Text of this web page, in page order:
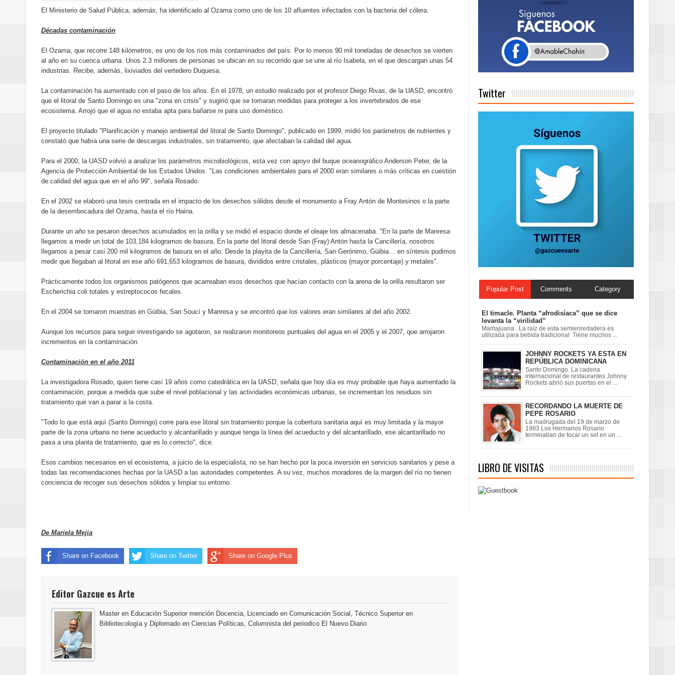
del mapa del hambre
Banreservas y sus filiales realizan en Santiago el segundo Foro del Ahorro y la Inversión “Reserva tu Capital”
Banreservas inaugura oficina en el Centro de Retención de Vehículos de Pedro Brand
SEPROI obtiene certificación ISO 37001 y se convierte en la primera empresa del sector con Sistema de Gestión
Antisoborno certificado
minutos
La Orquesta Sinfónica Nacional y el Coro Nacional Dominicano pondrán su sello a la Ceremonia Centenaria bajo
Banreservas otorga financiamientos superiores a RD$117 millones en proyecto Nuevas Esperanzas
Un final de fiesta: Ilegales encenderá la clausura de Santo Domingo 2026
Banreservas recibe nuevamente la máxima calificación crediticia AAA.do de Moody's Local RD con perspectiva
Estable
El Ministerio de Salud Pública, además, ha identificado al Ozama como uno de los 10 afluentes infectados con la bacteria del cólera.
Décadas contaminación
El Ozama, que recorre 148 kilómetros, es uno de los ríos más contaminados del país. Por lo menos 90 mil toneladas de desechos se vierten
al año en su cuenca urbana. Unos 2.3 millones de personas se ubican en su recorrido que se une al río Isabela, en el que descargan unas 54
industrias. Recibe, además, lixiviados del vertedero Duquesa.
La contaminación ha aumentado con el paso de los años. En el 1978, un estudio realizado por el profesor Diego Rivas, de la UASD, encontró
que el litoral de Santo Domingo es una "zona en crisis" y sugirió que se tomaran medidas para proteger a los invertebrados de ese
ecosistema. Arrojó que el agua no estaba apta para bañarse ni para uso doméstico.
El proyecto titulado "Planificación y manejo ambiental del litoral de Santo Domingo", publicado en 1999, midió los parámetros de nutrientes y
constató que había una serie de descargas industriales, sin tratamiento, que afectaban la calidad del agua.
Para el 2000, la UASD volvió a analizar los parámetros microbiológicos, esta vez con apoyo del buque oceanográfico Anderson Peter, de la
Agencia de Protección Ambiental de los Estados Unidos. "Las condiciones ambientales para el 2000 eran similares o más críticas en cuestión
de calidad del agua que en el año 99", señala Rosado.
En el 2002 se elaboró una tesis centrada en el impacto de los desechos sólidos desde el monumento a Fray Antón de Montesinos o la parte
de la desembocadura del Ozama, hasta el río Haina.
Durante un año se pesaron desechos acumulados en la orilla y se midió el espacio donde el oleaje los almacenaba. "En la parte de Manresa
llegamos a medir un total de 103,184 kilogramos de basura. En la parte del litoral desde San (Fray) Antón hasta la Cancillería, nosotros
llegamos a pesar casi 200 mil kilogramos de basura en el año. Desde la playita de la Cancillería, San Gerónimo, Güibia… en síntesis pudimos
medir que llegaban al litoral en ese año 691,653 kilogramos de basura, divididos entre cristales, plásticos (mayor porcentaje) y metales".
Prácticamente todos los organismos patógenos que acarreaban esos desechos que hacían contacto con la arena de la orilla resultaron ser
Escherichia coli totales y estreptococos fecales.
En el 2004 se tomaron muestras en Güibia, San Soucí y Manresa y se encontró que los valores eran similares al del año 2002.
Aunque los recursos para seguir investigando se agotaron, se realizaron monitoreos puntuales del agua en el 2005 y el 2007, que arrojaron
incrementos en la contaminación.
Contaminación en el año 2011
La investigadora Rosado, quien tiene casi 19 años como catedrática en la UASD, señala que hoy día es muy probable que haya aumentado la
contaminación, porque a medida que sube el nivel poblacional y las actividades económicas urbanas, se incrementan los residuos sin
tratamiento que van a parar a la costa.
"Todo lo que está aquí (Santo Domingo) corre para ese litoral sin tratamiento porque la cobertura sanitaria aquí es muy limitada y la mayor
parte de la zona urbana no tiene acueducto y alcantarillado y aunque tenga la línea del acueducto y del alcantarillado, ese alcantarillado no
pasa a una planta de tratamiento, que es lo correcto", dice.
Esos cambios necesarios en el ecosistema, a juicio de la especialista, no se han hecho por la poca inversión en servicios sanitarios y pese a
todas las recomendaciones hechas por la UASD a las autoridades competentes. A su vez, muchos moradores de la margen del río no tienen
conciencia de recoger sus desechos sólidos y limpiar su entorno.
De Mariela Mejía
Share on Facebook Share on Twitter Share on Google Plus
Editor Gazcue es Arte
Master en Educación Superior mención Docencia, Licenciado en Comunicación Social, Técnico Superior en
Bibliotecología y Diplomado en Ciencias Políticas, Columnista del periodico El Nuevo Diario
Twitter
Popular Post Comments Category
El timacle. Planta “afrodisíaca” que se dice
levanta la “virilidad”
Mamajuana . La raíz de esta semienredadera es
utilizada para bebida tradicional Tiene muchos ...
JOHNNY ROCKETS YA ESTA EN
REPÚBLICA DOMINICANA
Santo Domingo. La cadena
internacional de restaurantes Johnny
Rockets abrió sus puertas en el ...
RECORDANDO LA MUERTE DE
PEPE ROSARIO
La madrugada del 19 de marzo de
1983 Los Hermanos Rosario
terminaban de tocar un set en un ...
LIBRO DE VISITAS